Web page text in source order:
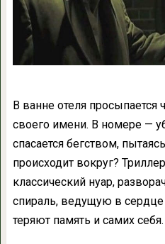
В ванне отеля просыпается
своего имени. В номере —
спасается бегством,
происходит вокруг?
классический нуар,
спираль, ведущую в
теряют память и самих себя.